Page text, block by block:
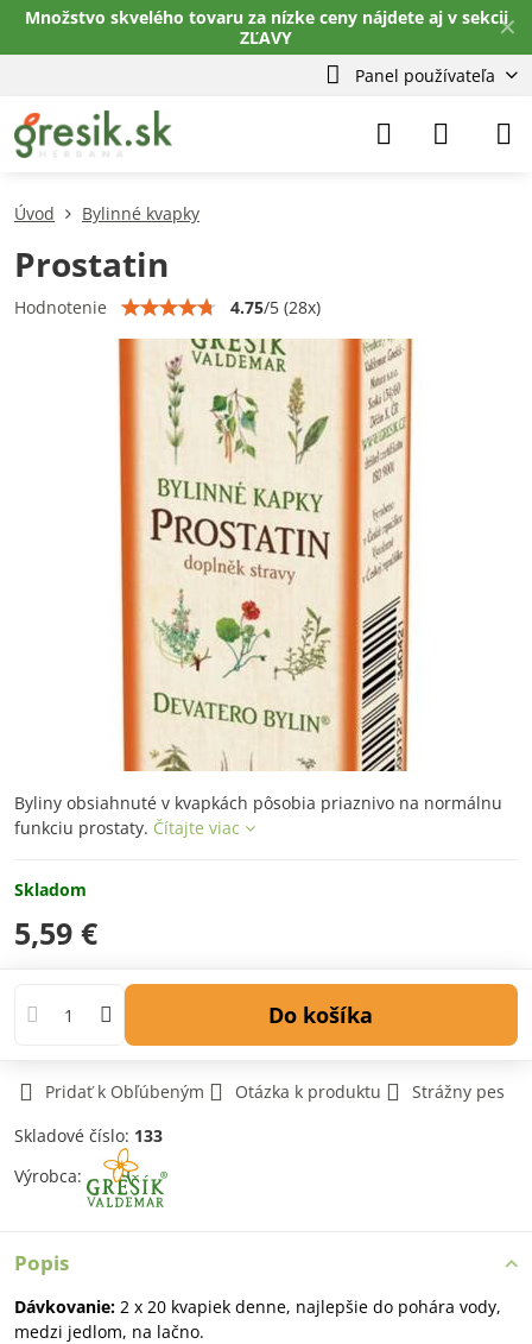
✕
Množstvo skvelého tovaru za nízke ceny nájdete aj v sekcii
ZĽAVY
Panel používateľa
Úvod Bylinné kvapky
Prostatin
Hodnotenie 4.75/5 (28x)
Byliny obsiahnuté v kvapkách pôsobia priaznivo na normálnu
funkciu prostaty. Čítajte viac
Skladom
5,59 €
Do košíka
Pridať k Obľúbeným Otázka k produktu
Strážny pes
Skladové číslo: 133
Výrobca:
Popis
Dávkovanie: 2 x 20 kvapiek denne, najlepšie do pohára vody,
medzi jedlom, na lačno.